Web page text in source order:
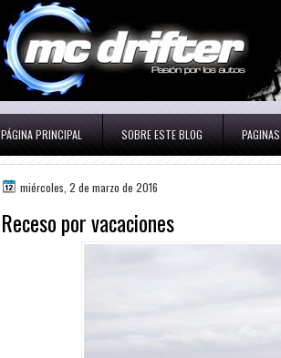
PÁGINA PRINCIPAL SOBRE ESTE BLOG
miércoles, 2 de marzo de 2016
Receso por vacaciones